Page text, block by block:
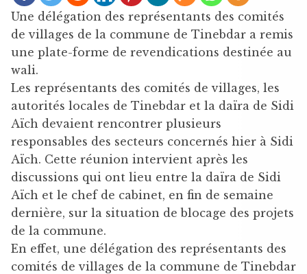
Une délégation des représentants des comités
de villages de la commune de Tinebdar a remis
une plate-forme de revendications destinée au
wali.
Les représentants des comités de villages, les
autorités locales de Tinebdar et la daïra de Sidi
Aïch devaient rencontrer plusieurs
responsables des secteurs concernés hier à Sidi
Aïch. Cette réunion intervient après les
discussions qui ont lieu entre la daïra de Sidi
Aïch et le chef de cabinet, en fin de semaine
dernière, sur la situation de blocage des projets
de la commune.
En effet, une délégation des représentants des
comités de villages de la commune de Tinebdar